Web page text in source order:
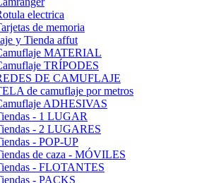
electrica
de memoria
y Tienda affut
MATERIAL
TRÍPODES
DE CAMUFLAJE
de camuflaje por metros
ADHESIVAS
- 1 LUGAR
- 2 LUGARES
- POP-UP
de caza - MÓVILES
- FLOTANTES
- PACKS